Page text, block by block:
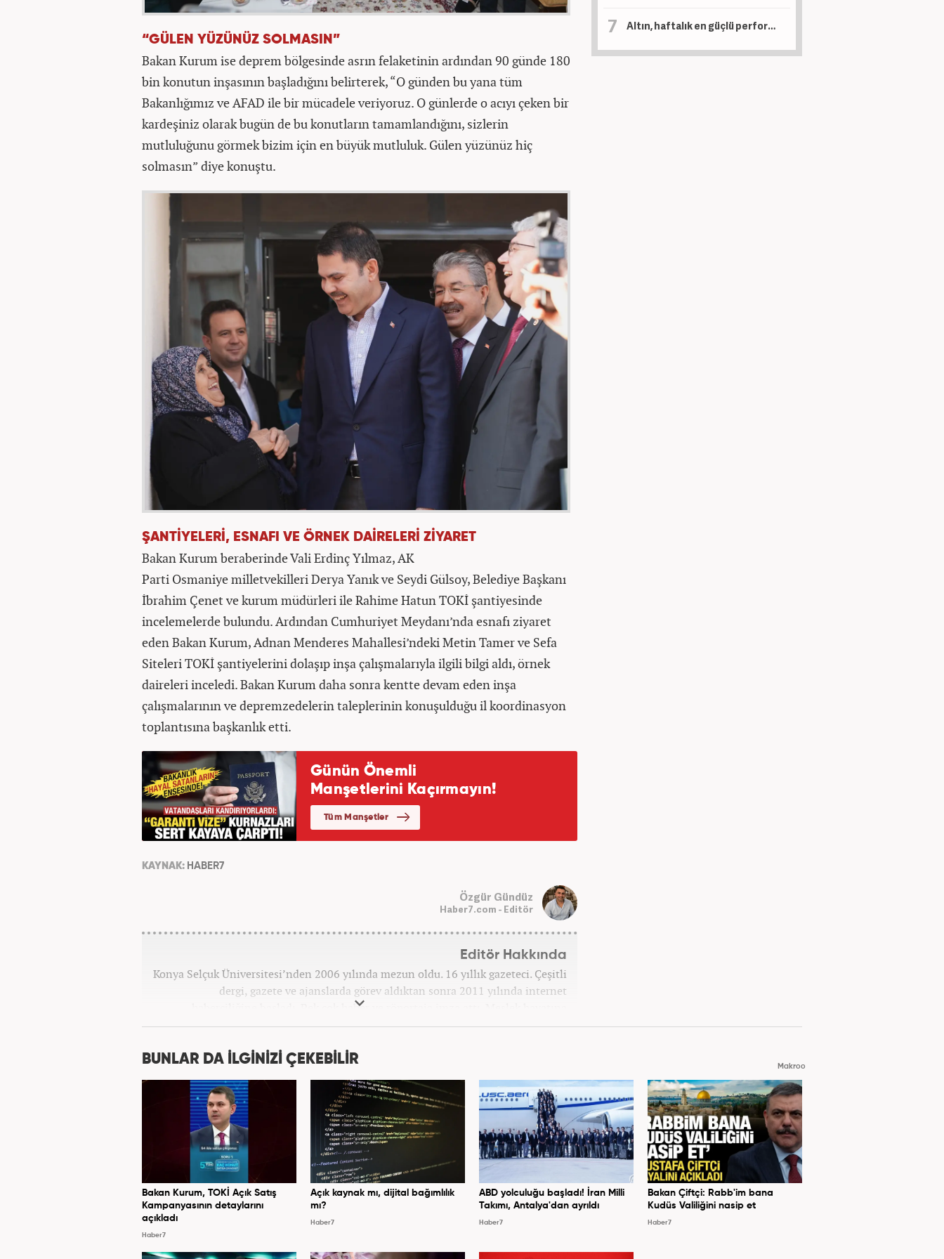
“GÜLEN YÜZÜNÜZ SOLMASIN”
Bakan Kurum ise deprem bölgesinde asrın felaketinin ardından 90 günde 180
bin konutun inşasının başladığını belirterek, “O günden bu yana tüm
Bakanlığımız ve AFAD ile bir mücadele veriyoruz. O günlerde o acıyı çeken bir
kardeşiniz olarak bugün de bu konutların tamamlandığını, sizlerin
mutluluğunu görmek bizim için en büyük mutluluk. Gülen yüzünüz hiç
solmasın” diye konuştu.
ŞANTİYELERİ, ESNAFI VE ÖRNEK DAİRELERİ ZİYARET
Bakan Kurum beraberinde Vali Erdinç Yılmaz, AK
Parti Osmaniye milletvekilleri Derya Yanık ve Seydi Gülsoy, Belediye Başkanı
İbrahim Çenet ve kurum müdürleri ile Rahime Hatun TOKİ şantiyesinde
incelemelerde bulundu. Ardından Cumhuriyet Meydanı’nda esnafı ziyaret
eden Bakan Kurum, Adnan Menderes Mahallesi’ndeki Metin Tamer ve Sefa
Siteleri TOKİ şantiyelerini dolaşıp inşa çalışmalarıyla ilgili bilgi aldı, örnek
daireleri inceledi. Bakan Kurum daha sonra kentte devam eden inşa
çalışmalarının ve depremzedelerin taleplerinin konuşulduğu il koordinasyon
toplantısına başkanlık etti.
KAYNAK: HABER7
Özgür Gündüz
Haber7.com - Editör
Editör Hakkında
Konya Selçuk Üniversitesi’nden 2006 yılında mezun oldu. 16 yıllık gazeteci. Çeşitli
dergi, gazete ve ajanslarda görev aldıktan sonra 2011 yılında internet
haberciliğine başladı. Pek çok haber ve röportaja imza attı. Meslek hayatına
Haber7.com’da 7 yıldır ekonomi editörü olarak devam etmektedir.
Altın, haftalık en güçlü performansına hazırlanıyor
BUNLAR DA İLGİNİZİ ÇEKEBİLİR Makroo
Bakan Kurum, TOKİ Açık Satış
Kampanyasının detaylarını
açıkladı
Haber7
Açık kaynak mı, dijital bağımlılık
mı?
Haber7
ABD yolculuğu başladı! İran Milli
Takımı, Antalya'dan ayrıldı
Haber7
Bakan Çiftçi: Rabb'im bana
Kudüs Valiliğini nasip et
Haber7